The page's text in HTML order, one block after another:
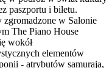
paszportu i biletu.
zgromadzone w Salonie
The Piano House
wokół
elementów
- atrybutów samuraja,